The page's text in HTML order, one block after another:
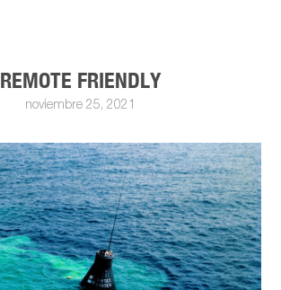
REMOTE FRIENDLY
noviembre 25, 2021